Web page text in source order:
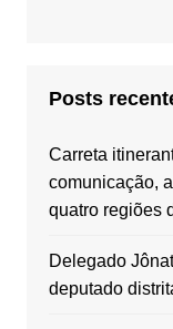
Posts
Carreta
comunicação,
quatro regiões
Delegado
deputado